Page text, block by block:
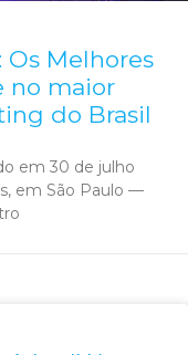
Os Melhores
no maior
do Brasil
em 30 de julho
em São Paulo —